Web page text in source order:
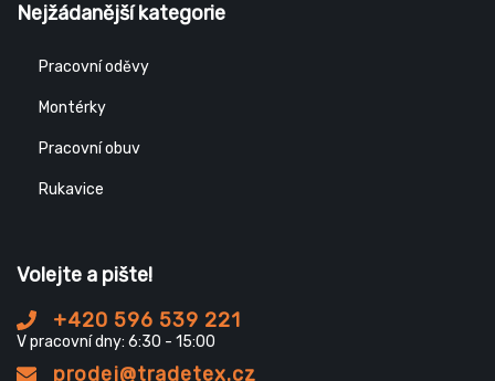
Nejžádanější kategorie
Pracovní oděvy
Montérky
Pracovní obuv
Rukavice
Volejte a pište!
+420 596 539 221
V pracovní dny: 6:30 - 15:00
prodej@tradetex.cz